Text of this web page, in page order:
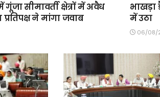
सीमावर्ती क्षेत्रों में अवैध
ने मांगा जवाब
भाखड़ा
में उठा
06/08/